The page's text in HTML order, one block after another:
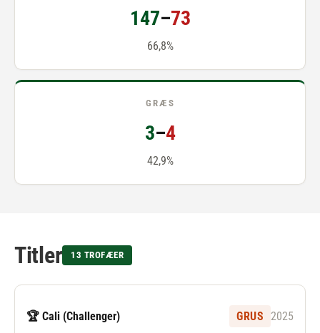
147–73
66,8%
GRÆS
3–4
42,9%
Titler 13 TROFÆER
🏆 Cali (Challenger) GRUS 2025